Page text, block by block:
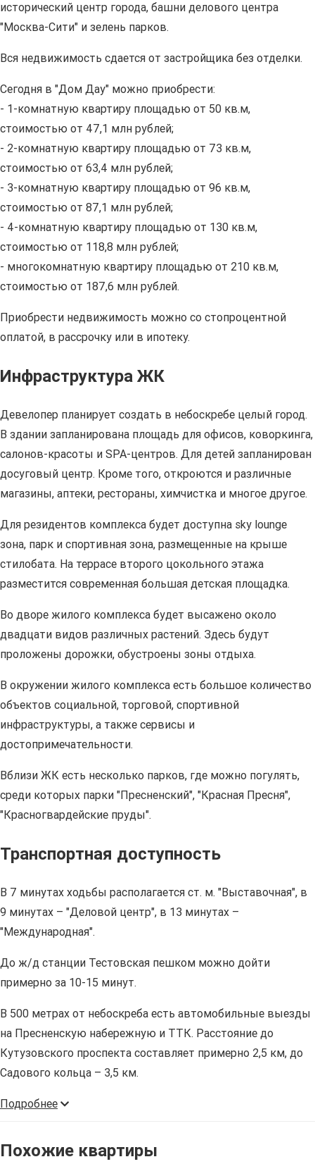
исторический центр города, башни делового центра
"Москва-Сити" и зелень парков.
Вся недвижимость сдается от застройщика без отделки.
Сегодня в "Дом Дау" можно приобрести:
- 1-комнатную квартиру площадью от 50 кв.м,
стоимостью от 47,1 млн рублей;
- 2-комнатную квартиру площадью от 73 кв.м,
стоимостью от 63,4 млн рублей;
- 3-комнатную квартиру площадью от 96 кв.м,
стоимостью от 87,1 млн рублей;
- 4-комнатную квартиру площадью от 130 кв.м,
стоимостью от 118,8 млн рублей;
- многокомнатную квартиру площадью от 210 кв.м,
стоимостью от 187,6 млн рублей.
Приобрести недвижимость можно со стопроцентной
оплатой, в рассрочку или в ипотеку.
Инфраструктура ЖК
Девелопер планирует создать в небоскребе целый город.
В здании запланирована площадь для офисов, коворкинга,
салонов-красоты и SPA-центров. Для детей запланирован
досуговый центр. Кроме того, откроются и различные
магазины, аптеки, рестораны, химчистка и многое другое.
Для резидентов комплекса будет доступна sky lounge
зона, парк и спортивная зона, размещенные на крыше
стилобата. На террасе второго цокольного этажа
разместится современная большая детская площадка.
Во дворе жилого комплекса будет высажено около
двадцати видов различных растений. Здесь будут
проложены дорожки, обустроены зоны отдыха.
В окружении жилого комплекса есть большое количество
объектов социальной, торговой, спортивной
инфраструктуры, а также сервисы и
достопримечательности.
Вблизи ЖК есть несколько парков, где можно погулять,
среди которых парки "Пресненский", "Красная Пресня",
"Красногвардейские пруды".
Транспортная доступность
В 7 минутах ходьбы располагается ст. м. "Выставочная", в
9 минутах – "Деловой центр", в 13 минутах –
"Международная".
До ж/д станции Тестовская пешком можно дойти
примерно за 10-15 минут.
В 500 метрах от небоскреба есть автомобильные выезды
на Пресненскую набережную и ТТК. Расстояние до
Кутузовского проспекта составляет примерно 2,5 км, до
Садового кольца – 3,5 км.
Подробнее
Похожие квартиры